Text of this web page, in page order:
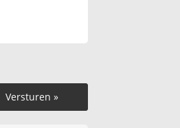
Versturen »